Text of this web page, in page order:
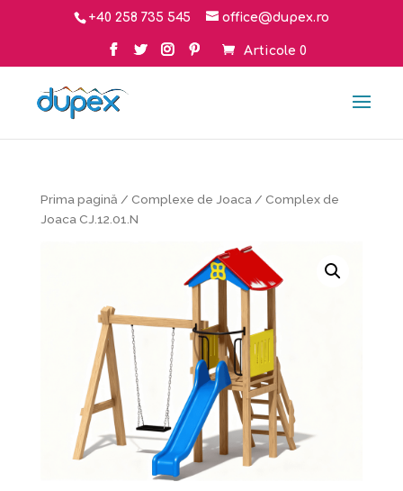
+40 258 735 545 office@dupex.ro
Articole 0
Prima pagină / Complexe de Joaca / Complex de
Joaca CJ.12.01.N